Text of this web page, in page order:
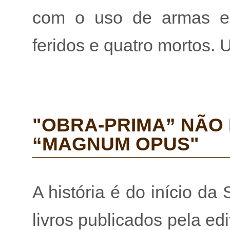
com o uso de armas e
feridos e quatro mortos.
"OBRA-PRIMA” NÃO
“MAGNUM OPUS"
A história é do início da
livros publicados pela